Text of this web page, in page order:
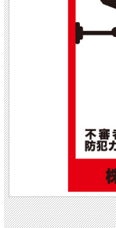
当店全てのテンプレー